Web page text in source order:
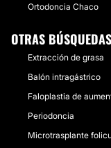
Ortodoncia Chaco
OTRAS BÚSQUEDAS
Extracción de grasa
Balón intragástrico
Faloplastia de
Periodoncia
Microtrasplante